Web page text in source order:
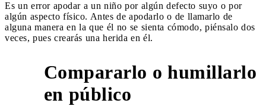
Es un error apodar a un niño por algún defecto suyo o por
algún aspecto físico. Antes de apodarlo o de llamarlo de
alguna manera en la que él no se sienta cómodo, piénsalo dos
veces, pues crearás una herida en él.
Compararlo o humillarlo
en público